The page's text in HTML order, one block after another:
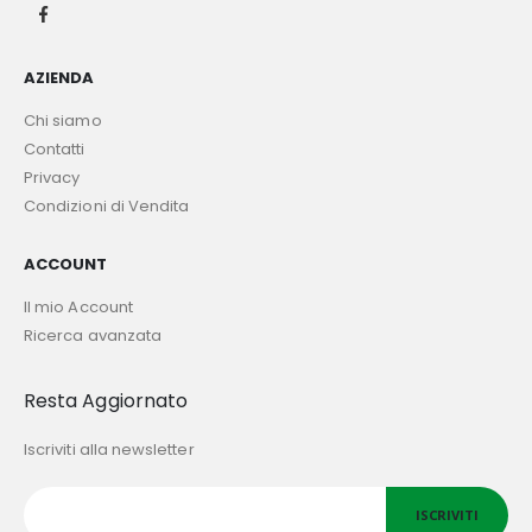
AZIENDA
Chi siamo
Contatti
Privacy
Condizioni di Vendita
ACCOUNT
Il mio Account
Ricerca avanzata
Resta Aggiornato
Iscriviti alla newsletter
ISCRIVITI